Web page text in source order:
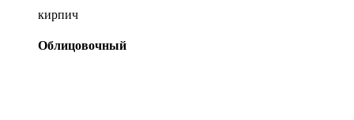
кирпич
Облицовочный